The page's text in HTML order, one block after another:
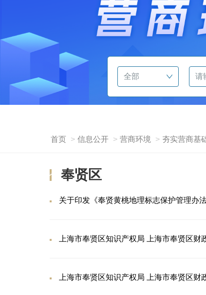
首页 信息公开 营商环境 夯实营商基
奉贤区
关于印发《奉贤黄桃地理标志保护管理办
上海市奉贤区知识产权局 上海市奉贤区
上海市奉贤区知识产权局 上海市奉贤区